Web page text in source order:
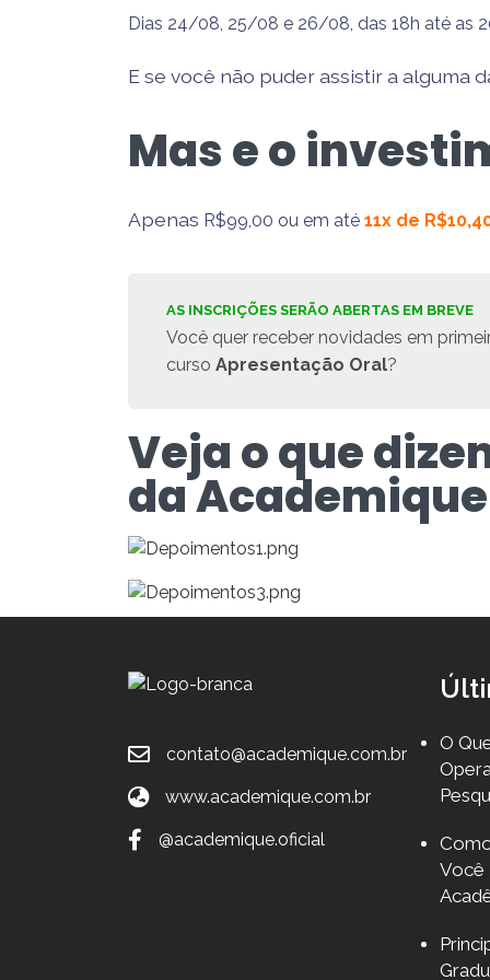
Dias 24/08, 25/08 e 26/08, das 18h até as
E se você não puder assistir a alguma
Mas e o
Apenas R$99,00 ou em até 11x de
AS INSCRIÇÕES SERÃO ABERTAS EM BREVE
Você quer receber novidades em
curso Apresentação Oral?
Veja o que
da Academique
contato@academique.com.br
www.academique.com.br
@academique.oficial
O
Você